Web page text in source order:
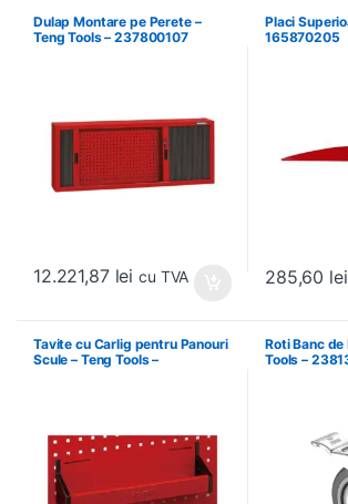
Dulap Montare pe Perete –
Teng Tools – 237800107
12.221,87 lei cu TVA
Placi
165870205
285,60 lei
Tavite cu Carlig pentru Panouri
Scule – Teng Tools –
Roti Banc de
Tools –